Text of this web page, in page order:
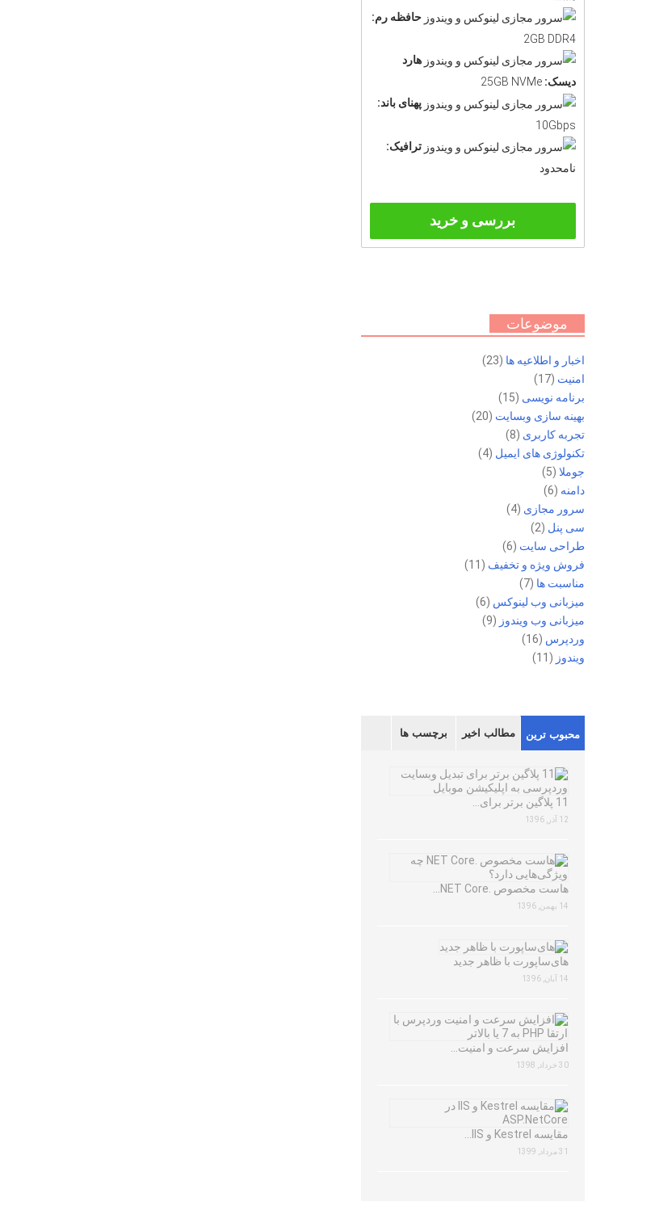
حافظه رم:
2GB DDR4
هارد
دیسک:
پهنای باند:
10Gbps
ترافیک:
نامحدود
بررسی و خرید
موضوعات
اخبار و اطلاعیه ها (23)
امنیت (17)
برنامه نویسی (15)
بهینه سازی وبسایت (20)
تجربه کاربری (8)
تکنولوژی های ایمیل (4)
جوملا (5)
دامنه (6)
سرور مجازی (4)
سی پنل (2)
طراحی سایت (6)
فروش ویژه و تخفیف (11)
مناسبت ها (7)
میزبانی وب لینوکس (6)
میزبانی وب ویندوز (9)
وردپرس (16)
ویندوز (11)
محبوب ترین مطالب اخیر برچسب ها
11 پلاگین برتر برای…
12 آذر, 1396
هاست مخصوص .NET Core…
14 بهمن, 1396
های‌ساپورت با ظاهر جدید
14 آبان, 1396
افزایش سرعت و امنیت…
30 خرداد, 1398
مقایسه Kestrel و IIS…
31 مرداد, 1399